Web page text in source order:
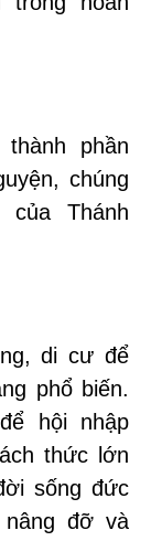
phần
chúng
Thánh
di cư để
phổ biến.
hội nhập
thức lớn
sống đức
đỡ và